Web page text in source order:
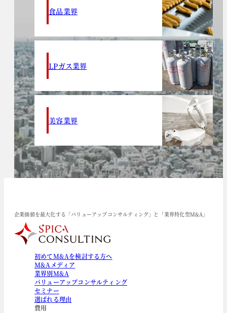
食品業界
LPガス業界
美容業界
企業価値を最大化する「バリューアップコンサルティング」と「業界特化型M&A」
初めてM&Aを検討する方へ
M&Aメディア
業界別M&A
バリューアップコンサルティング
セミナー
選ばれる理由
費用